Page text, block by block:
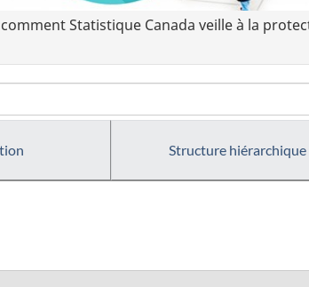
Statistique Canada veille à la
Structure hiérarchique